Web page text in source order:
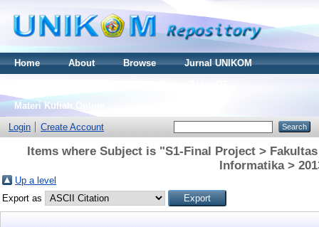
Home About Browse
Jurnal UNIKOM
Materi Kuliah Online
Login
Create Account
Items where Subject is "S1-Final Project >
Informatika >
Up a level
Export as